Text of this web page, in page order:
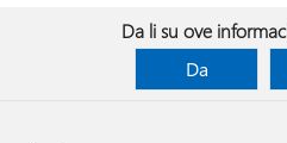
Da li su ove
Da